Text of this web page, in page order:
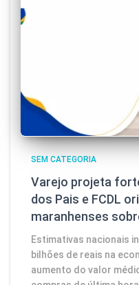
SEM CATEGORIA
Varejo projeta
dos Pais e FCDL
maranhenses
Estimativas nacionais
bilhões de reais na
aumento do valor